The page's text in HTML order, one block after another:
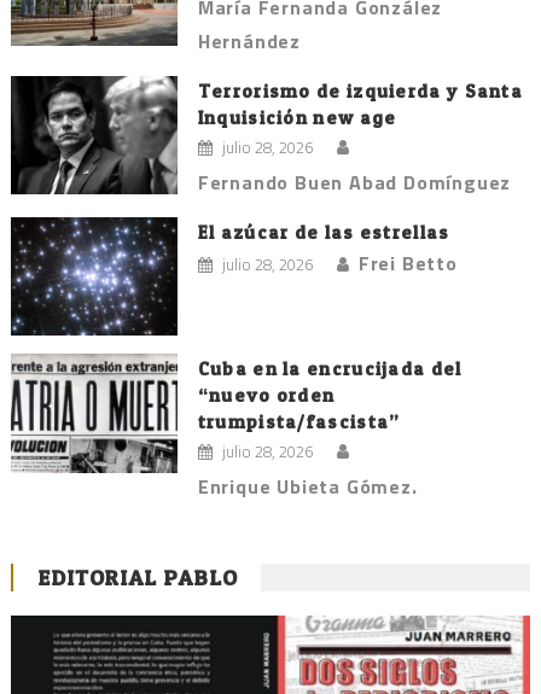
María Fernanda González
Hernández
Terrorismo de izquierda y Santa
Inquisición new age
julio 28, 2026
Fernando Buen Abad Domínguez
El azúcar de las estrellas
julio 28, 2026 Frei Betto
Cuba en la encrucijada del
“nuevo orden
trumpista/fascista”
julio 28, 2026
Enrique Ubieta Gómez.
EDITORIAL PABLO